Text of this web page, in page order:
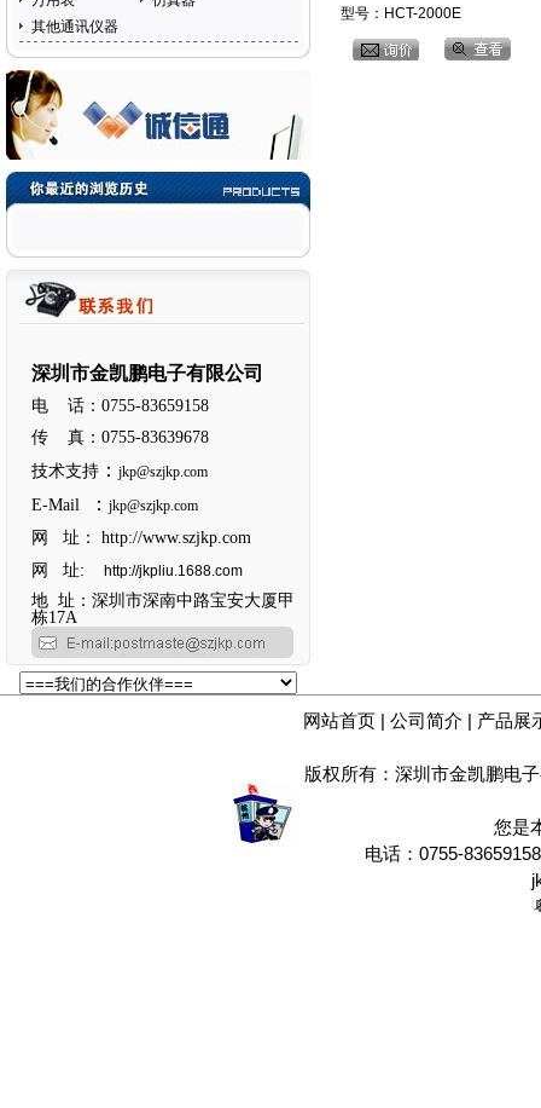
其他通讯仪器
深圳市金凯鹏电子有限公司
电 话：0755-83659158
传 真：0755-83639678
技术支持 ： jkp@szjkp.com
E-Mail ： jkp@szjkp.com
网 址： http://www.szjkp.com
网 址: http://jkpliu.1688.com
地 址：深圳市深南中路宝安大厦甲
栋17A
型号：HCT-2000E
网站首页 | 公司简介 | 产品展
版权所有：深圳市金凯鹏电
您是
电话：0755-